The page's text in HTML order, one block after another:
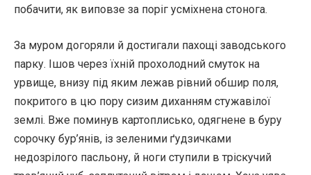
побачити, як виповзе за поріг усміхнена стонога.
За муром догоряли й достигали пахощі заводського
парку. Ішов через їхній прохолодний смуток на
урвище, внизу під яким лежав рівний обшир поля,
покритого в цю пору сизим диханням стужавілої
землі. Вже поминув картоплисько, одягнене в буру
сорочку бур’янів, із зеленими ґудзичками
недозрілого пасльону, й ноги ступили в тріскучий